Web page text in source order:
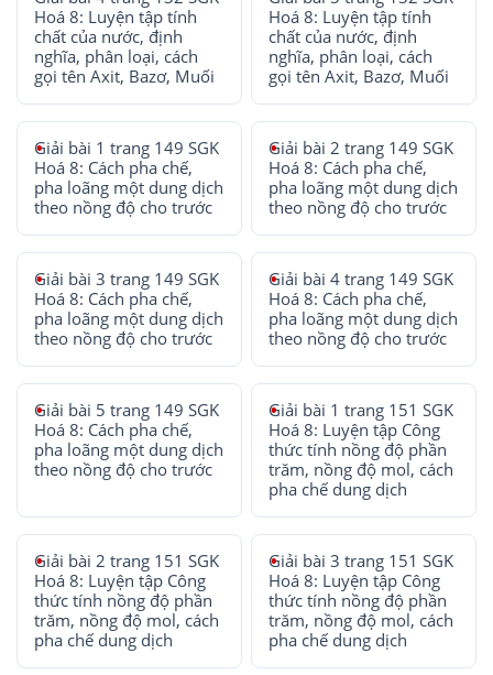
Hoá 8: Luyện tập tính
chất của nước, định
nghĩa, phân loại, cách
gọi tên Axit, Bazơ, Muối
Hoá 8: Luyện tập tính
chất của nước, định
nghĩa, phân loại, cách
gọi tên Axit, Bazơ, Muối
Giải bài 1 trang 149 SGK
Hoá 8: Cách pha chế,
pha loãng một dung dịch
theo nồng độ cho trước
Giải bài 2 trang 149 SGK
Hoá 8: Cách pha chế,
pha loãng một dung dịch
theo nồng độ cho trước
Giải bài 3 trang 149 SGK
Hoá 8: Cách pha chế,
pha loãng một dung dịch
theo nồng độ cho trước
Giải bài 4 trang 149 SGK
Hoá 8: Cách pha chế,
pha loãng một dung dịch
theo nồng độ cho trước
Giải bài 5 trang 149 SGK
Hoá 8: Cách pha chế,
pha loãng một dung dịch
theo nồng độ cho trước
Giải bài 1 trang 151 SGK
Hoá 8: Luyện tập Công
thức tính nồng độ phần
trăm, nồng độ mol, cách
pha chế dung dịch
Giải bài 2 trang 151 SGK
Hoá 8: Luyện tập Công
thức tính nồng độ phần
trăm, nồng độ mol, cách
pha chế dung dịch
Giải bài 3 trang 151 SGK
Hoá 8: Luyện tập Công
thức tính nồng độ phần
trăm, nồng độ mol, cách
pha chế dung dịch